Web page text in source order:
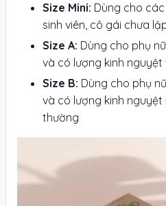
Size Mini: Dùng cho
sinh viên, cô gái chưa
Size A: Dùng cho phụ
và có lượng kinh nguyệt
Size B: Dùng cho phụ
và có lượng kinh nguyệt
thường